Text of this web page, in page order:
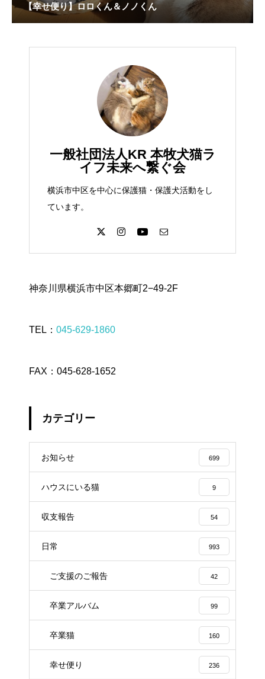
【幸せ便り】ロロくん＆ノノくん
一般社団法人KR 本牧犬猫ラ
イフ未来へ繋ぐ会
横浜市中区を中心に保護猫・保護犬活動をし
ています。
神奈川県横浜市中区本郷町2−49-2F
TEL： 045-629-1860
FAX：045-628-1652
カテゴリー
お知らせ 699
ハウスにいる猫 9
収支報告 54
日常 993
ご支援のご報告 42
卒業アルバム 99
卒業猫 160
幸せ便り 236